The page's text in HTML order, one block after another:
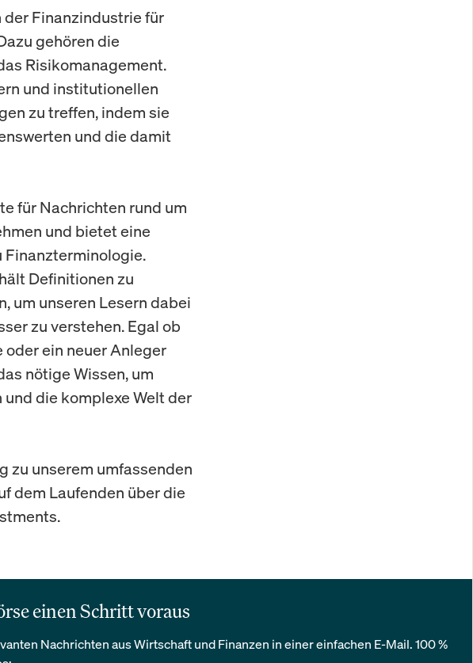
Finanzindustrie für
gehören die
Risikomanagement.
und institutionellen
zu treffen, indem sie
und die damit
für Nachrichten rund um
und bietet eine
Finanzterminologie.
Definitionen zu
um unseren Lesern dabei
zu verstehen. Egal ob
oder ein neuer Anleger
nötige Wissen, um
die komplexe Welt der
zu unserem umfassenden
dem Laufenden über die
einen Schritt voraus
Nachrichten aus Wirtschaft und Finanzen in einer einfachen E-Mail. 100 %